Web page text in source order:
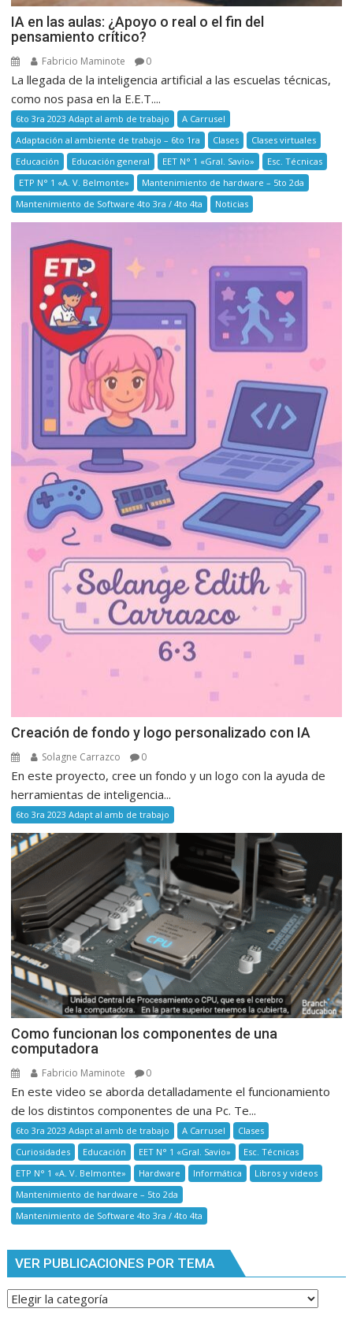
IA en las aulas: ¿Apoyo o real o el fin del
pensamiento crítico?
Fabricio Maminote 0
La llegada de la inteligencia artificial a las escuelas técnicas,
como nos pasa en la E.E.T....
6to 3ra 2023 Adapt al amb de trabajo
A Carrusel
Adaptación al ambiente de trabajo – 6to 1ra
Clases
Clases virtuales
Educación
Educación general EET N° 1 «Gral. Savio»
Esc. Técnicas
ETP N° 1 «A. V. Belmonte»
Mantenimiento de hardware – 5to 2da
Mantenimiento de Software 4to 3ra / 4to 4ta
Noticias
Creación de fondo y logo personalizado con IA
Solagne Carrazco 0
En este proyecto, cree un fondo y un logo con la ayuda de
herramientas de inteligencia...
6to 3ra 2023 Adapt al amb de trabajo
Como funcionan los componentes de una
computadora
Fabricio Maminote 0
En este video se aborda detalladamente el funcionamiento
de los distintos componentes de una Pc. Te...
6to 3ra 2023 Adapt al amb de trabajo A Carrusel
Clases
Curiosidades
Educación EET N° 1 «Gral. Savio»
Esc. Técnicas
ETP N° 1 «A. V. Belmonte»
Hardware Informática
Libros y videos
Mantenimiento de hardware – 5to 2da
Mantenimiento de Software 4to 3ra / 4to 4ta
VER PUBLICACIONES POR TEMA
Ver